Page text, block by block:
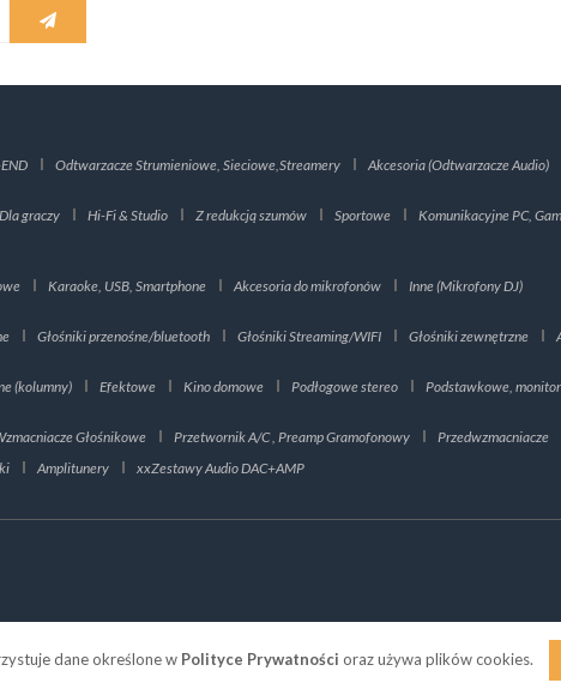
Odtwarzacze Strumieniowe, Sieciowe,Streamery Akcesoria (Odtwarzacze Audio)
Dla graczy Hi-Fi & Studio Z redukcją szumów Sportowe Komunikacyjne PC,
Karaoke, USB, Smartphone Akcesoria do mikrofonów Inne (Mikrofony DJ)
Głośniki przenośne/bluetooth Głośniki Streaming/WIFI Głośniki zewnętrzne
(kolumny) Efektowe Kino domowe Podłogowe stereo Podstawkowe,
Głośnikowe Przetwornik A/C , Preamp Gramofonowy Przedwzmacniacze
Amplitunery xxZestawy Audio DAC+AMP
dane określone w Polityce Prywatności oraz używa plików cookies.